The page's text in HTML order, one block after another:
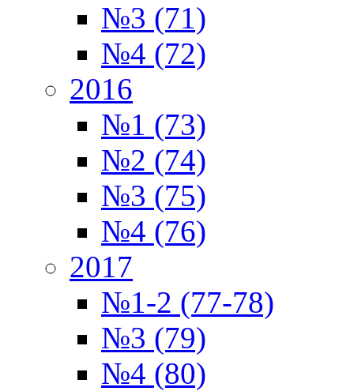
№3 (71)
№4 (72)
2016
№1 (73)
№2 (74)
№3 (75)
№4 (76)
2017
№1-2 (77-78)
№3 (79)
№4 (80)